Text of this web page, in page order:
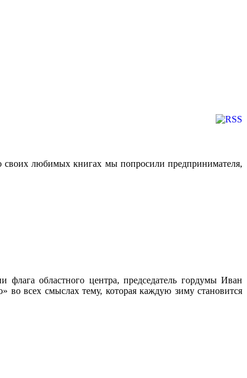
любимых книгах мы попросили предпринимателя,
областного центра, председатель гордумы Иван
всех смыслах тему, которая каждую зиму становится